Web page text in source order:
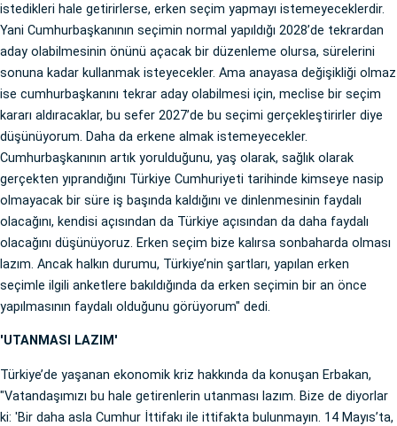
istedikleri hale getirirlerse, erken seçim yapmayı istemeyeceklerdir.
Yani Cumhurbaşkanının seçimin normal yapıldığı 2028’de tekrardan
aday olabilmesinin önünü açacak bir düzenleme olursa, sürelerini
sonuna kadar kullanmak isteyecekler. Ama anayasa değişikliği olmaz
ise cumhurbaşkanını tekrar aday olabilmesi için, meclise bir seçim
kararı aldıracaklar, bu sefer 2027’de bu seçimi gerçekleştirirler diye
düşünüyorum. Daha da erkene almak istemeyecekler.
Cumhurbaşkanının artık yorulduğunu, yaş olarak, sağlık olarak
gerçekten yıprandığını Türkiye Cumhuriyeti tarihinde kimseye nasip
olmayacak bir süre iş başında kaldığını ve dinlenmesinin faydalı
olacağını, kendisi açısından da Türkiye açısından da daha faydalı
olacağını düşünüyoruz. Erken seçim bize kalırsa sonbaharda olması
lazım. Ancak halkın durumu, Türkiye’nin şartları, yapılan erken
seçimle ilgili anketlere bakıldığında da erken seçimin bir an önce
yapılmasının faydalı olduğunu görüyorum" dedi.
'UTANMASI LAZIM'
Türkiye’de yaşanan ekonomik kriz hakkında da konuşan Erbakan,
"Vatandaşımızı bu hale getirenlerin utanması lazım. Bize de diyorlar
ki: 'Bir daha asla Cumhur İttifakı ile ittifakta bulunmayın. 14 Mayıs’ta,